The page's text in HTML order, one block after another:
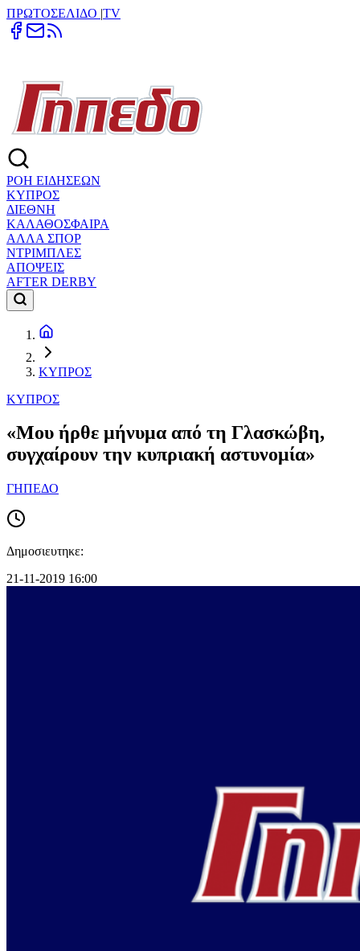
ΠΡΩΤΟΣΕΛΙΔΟ |TV
ΡΟΗ ΕΙΔΗΣΕΩΝ
ΚΥΠΡΟΣ
ΔΙΕΘΝΗ
ΚΑΛΑΘΟΣΦΑΙΡΑ
ΑΛΛΑ ΣΠΟΡ
ΝΤΡΙΜΠΛΕΣ
ΑΠΟΨΕΙΣ
AFTER DERBY
ΚΥΠΡΟΣ
ΚΥΠΡΟΣ
«Μου ήρθε μήνυμα από τη Γλασκώβη,
συγχαίρουν την κυπριακή αστυνομία»
ΓΗΠΕΔΟ
Δημοσιευτηκε:
21-11-2019 16:00